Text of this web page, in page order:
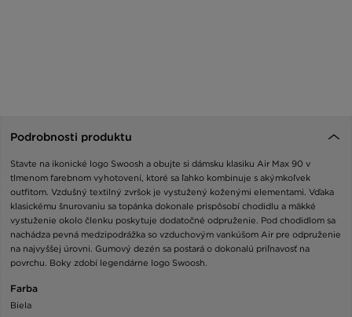
Podrobnosti produktu
Stavte na ikonické logo Swoosh a obujte si dámsku klasiku Air Max 90 v
tlmenom farebnom vyhotovení, ktoré sa ľahko kombinuje s akýmkoľvek
outfitom. Vzdušný textilný zvršok je vystužený koženými elementami. Vďaka
klasickému šnurovaniu sa topánka dokonale prispôsobí chodidlu a mäkké
vystuženie okolo členku poskytuje dodatočné odpruženie. Pod chodidlom sa
nachádza pevná medzipodrážka so vzduchovým vankúšom Air pre odpruženie
na najvyššej úrovni. Gumový dezén sa postará o dokonalú priľnavosť na
povrchu. Boky zdobí legendárne logo Swoosh.
Farba
Biela